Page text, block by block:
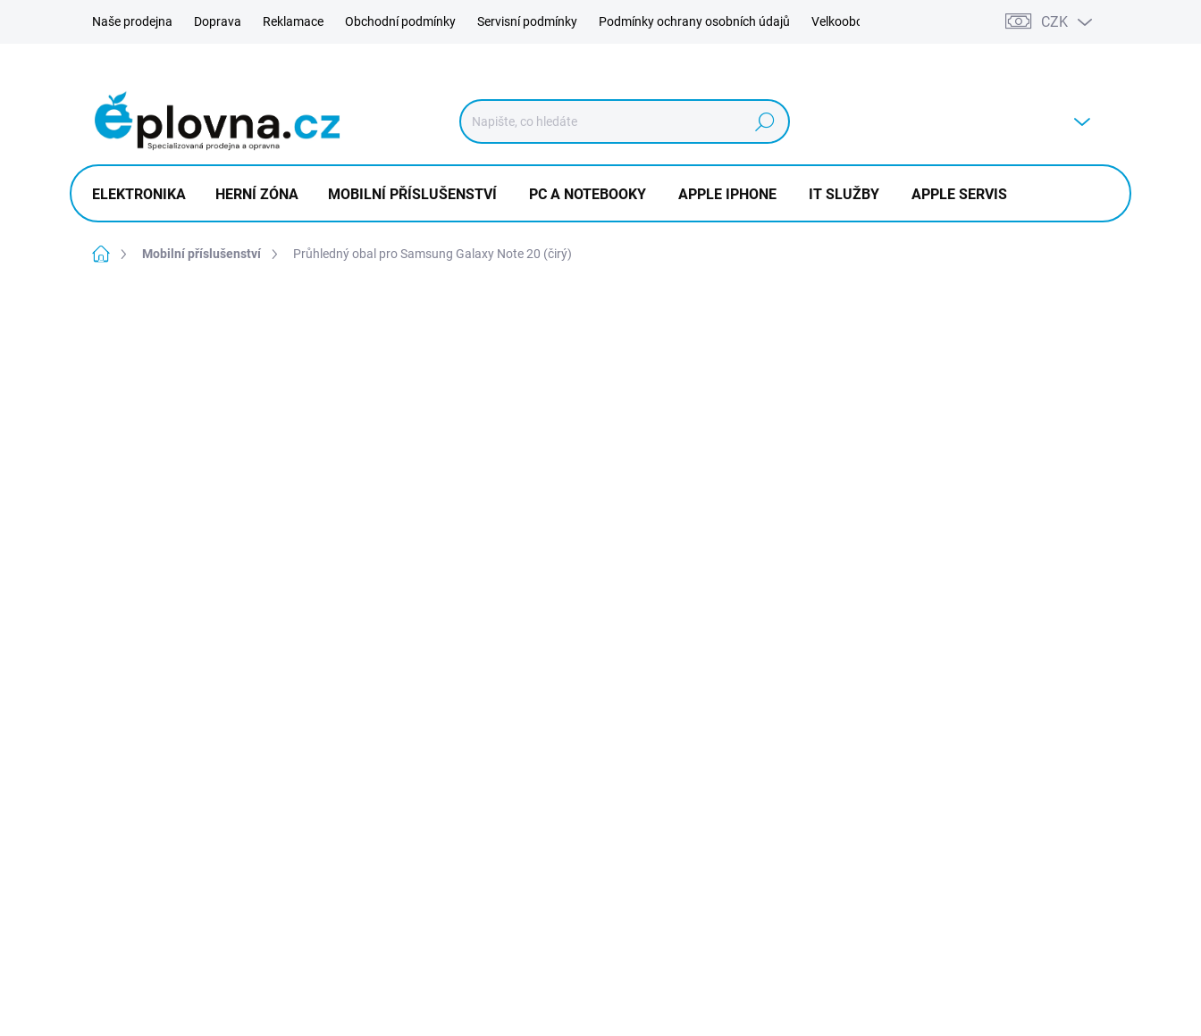
Naše prodejna Doprava Reklamace Obchodní podmínky Servisní podmínky Podmínky ochrany osobních údajů Velkoobchod Výkup CZK
Hledat
ELEKTRONIKA HERNÍ ZÓNA MOBILNÍ PŘÍSLUŠENSTVÍ PC A NOTEBOOKY APPLE IPHONE IT SLUŽBY APPLE SERVIS
Domů Mobilní příslušenství Průhledný obal pro Samsung Galaxy Note 20 (čirý)